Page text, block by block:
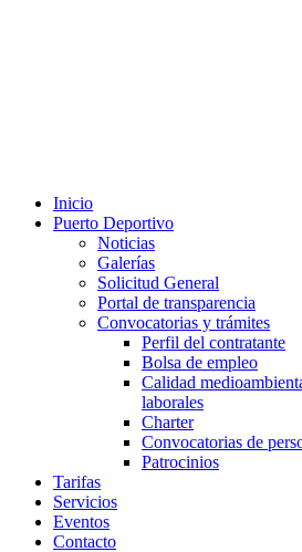
Inicio
Puerto Deportivo
Noticias
Galerías
Solicitud General
Portal de transparencia
Convocatorias y trámites
Perfil del contratante
Bolsa de empleo
Calidad
laborales
Charter
Convocatorias de
Patrocinios
Tarifas
Servicios
Eventos
Contacto